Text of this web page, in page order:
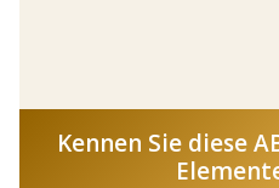
Kennen Sie diese